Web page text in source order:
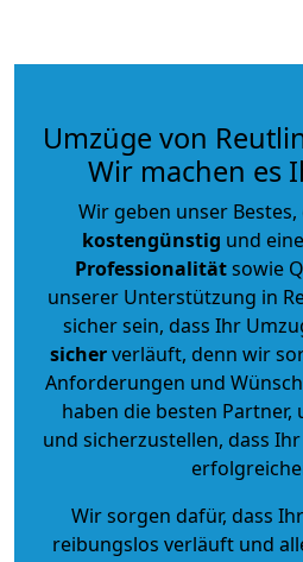
Umzüge von
Wir machen es
Wir geben unser
kostengünstig und eine
Professionalitätsowie
unserer Unterstützung in
sicher sein, dass Ihr
sicherverläuft, denn wir
Anforderungen und
haben die besten Partner,
und sicherzustellen, dass
Wir sorgen dafür, dass
reibungslos verläuft und